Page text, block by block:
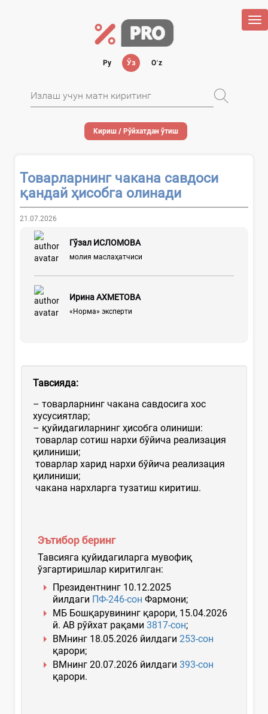
Ру Ўз Oʻz
Кириш / Рўйхатдан ўтиш
Товарларнинг чакана савдоси
қандай ҳисобга олинади
21.07.2026
Гўзал ИСЛОМОВА
молия маслаҳатчиси
Ирина АХМЕТОВА
«Норма» эксперти
Тавсияда:
– товарларнинг чакана савдосига хос
хусусиятлар;
– қуйидагиларнинг ҳисобга олиниши:
товарлар сотиш нархи бўйича реализация
қилиниши;
товарлар харид нархи бўйича реализация
қилиниши;
чакана нархларга тузатиш киритиш.
Эътибор беринг
Тавсияга қуйидагиларга мувофиқ
ўзгартиришлар киритилган:
Президентнинг 10.12.2025
йилдаги ПФ-246-сон Фармони;
МБ Бошқарувининг қарори, 15.04.2026
й. АВ рўйхат рақами 3817-сон;
ВМнинг 18.05.2026 йилдаги 253-сон
қарори;
ВМнинг 20.07.2026 йилдаги 393-сон
қарори.